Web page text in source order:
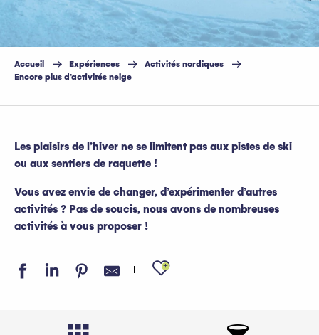
Accueil Expériences
Activités nordiques
Encore plus d’activités neige
Les plaisirs de l’hiver ne se limitent pas aux pistes de ski
ou aux sentiers de raquette !
Vous avez envie de changer, d’expérimenter d’autres
activités ? Pas de soucis, nous avons de nombreuses
activités à vous proposer !
Ajouter aux